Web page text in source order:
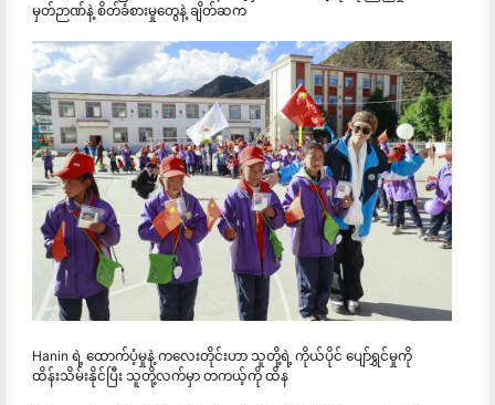
မှတ်ဉာဏ်နဲ့ စိတ်ခံစားမှုတွေနဲ့ ချိတ်ဆက
Hanin ရဲ့ ထောက်ပံ့မှုနဲ့ ကလေးတိုင်းဟာ သူတို့ရဲ့ ကိုယ်ပိုင် ပျော်ရွှင်မှုကို
ထိန်းသိမ်းနိုင်ပြီး သူတို့လက်မှာ တကယ့်ကို ထိန